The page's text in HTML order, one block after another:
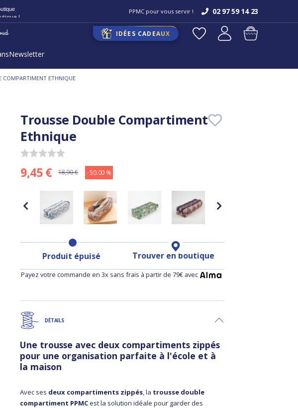
!
PPMC pour vous servir ! 02 97 59 14 23
IDÉES CADEAUX
Newsletter
COMPARTIMENT ETHNIQUE
Trousse Double Compartiment
Ethnique
9,45 € 18,90 € - 50.00 %
Produit épuisé Trouver en boutique
Payez votre commande en 3x sans frais à partir de 79€ avec
DÉTAILS
Une trousse avec deux compartiments zippés
pour une organisation parfaite à l'école et à
la maison
Avec ses deux compartiments zippés, la trousse double
compartiment PPMCest la solution idéale pour garder des